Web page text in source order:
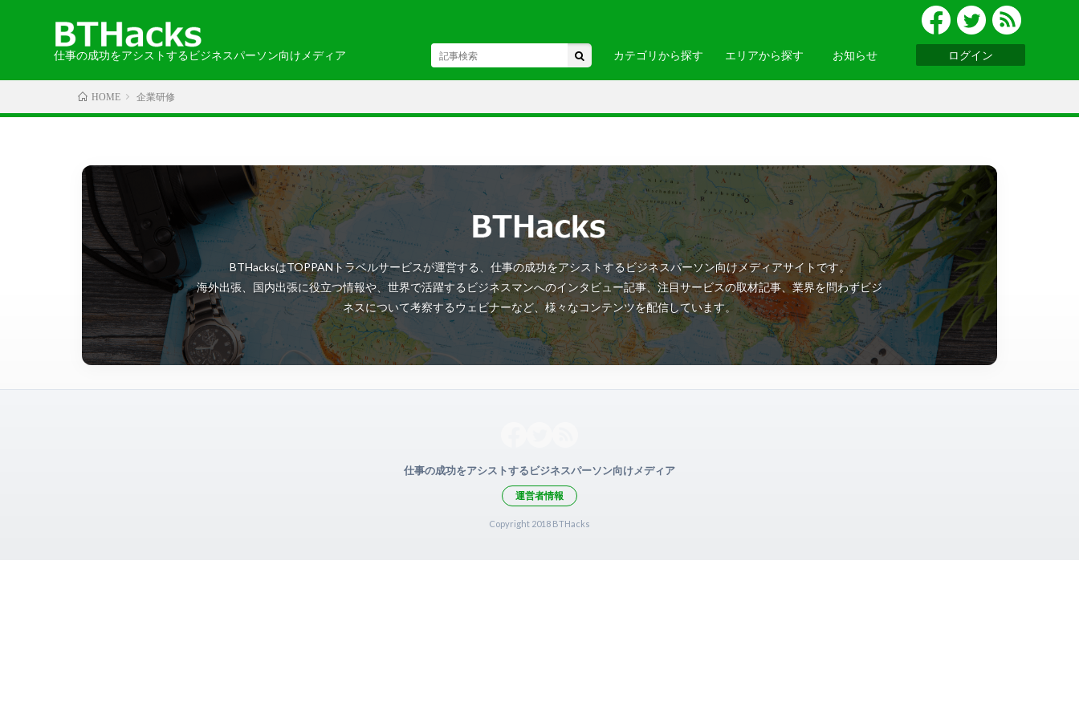
仕事の成功をアシストするビジネスパーソン向けメディア カテゴリから探す
カテゴリから探す 語学 駅・空港 お土産・グルメ 便利ツール
エリアから探す
エリアから探す ・北海道・東北 ・関東 ・中部・北陸 ・関西
・中国・四国 ・九州・沖縄 ・ヨーロッパ ・アジア
・北アメリカ ・アフリカ ・オセアニア ・南アメリカ
お知らせ
お知らせ 2024-05-30
ログイン
HOME 企業研修
BTHacksはTOPPANトラベルサービスが運営する、仕事の成功をアシストするビジネスパーソン向けメディアサイトです。
海外出張、国内出張に役立つ情報や、世界で活躍するビジネスマンへのインタビュー記事、注目サービスの取材記事、業界を問わずビジ
ネスについて考察するウェビナーなど、様々なコンテンツを配信しています。
仕事の成功をアシストするビジネスパーソン向けメディア
運営者情報
Copyright 2018 BTHacks